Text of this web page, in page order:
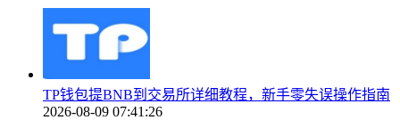
TP钱包提BNB到交易所详细教程，新手零失误操作指南
2026-08-09 07:41:26